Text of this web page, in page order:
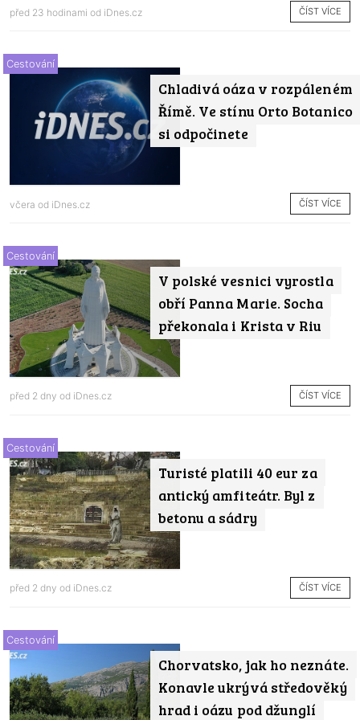
před 23 hodinami od iDnes.cz ČÍST VÍCE
Chladivá oáza v rozpáleném
Římě. Ve stínu Orto Botanico
si odpočinete
Cestování
včera od iDnes.cz ČÍST VÍCE
V polské vesnici vyrostla
obří Panna Marie. Socha
překonala i Krista v Riu
Cestování
před 2 dny od iDnes.cz ČÍST VÍCE
Turisté platili 40 eur za
antický amfiteátr. Byl z
betonu a sádry
Cestování
před 2 dny od iDnes.cz ČÍST VÍCE
Chorvatsko, jak ho neznáte.
Konavle ukrývá středověký
hrad i oázu pod džunglí
Cestování